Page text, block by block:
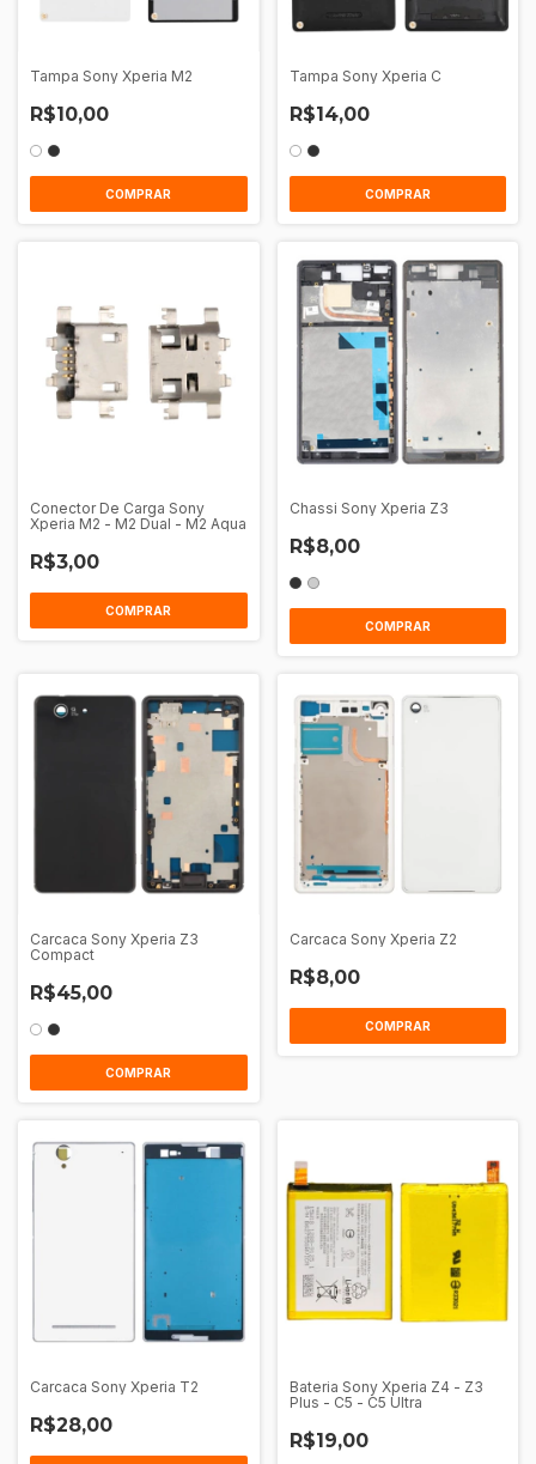
Tampa Sony Xperia M2
R$10,00
COMPRAR
Tampa Sony Xperia C
R$14,00
COMPRAR
Conector De Carga Sony
Xperia M2 - M2 Dual - M2 Aqua
R$3,00
COMPRAR
Chassi Sony Xperia Z3
R$8,00
COMPRAR
Carcaca Sony Xperia Z3
Compact
R$45,00
COMPRAR
Carcaca Sony Xperia Z2
R$8,00
COMPRAR
Carcaca Sony Xperia T2
R$28,00
Bateria Sony Xperia Z4 - Z3
Plus - C5 - C5 Ultra
R$19,00